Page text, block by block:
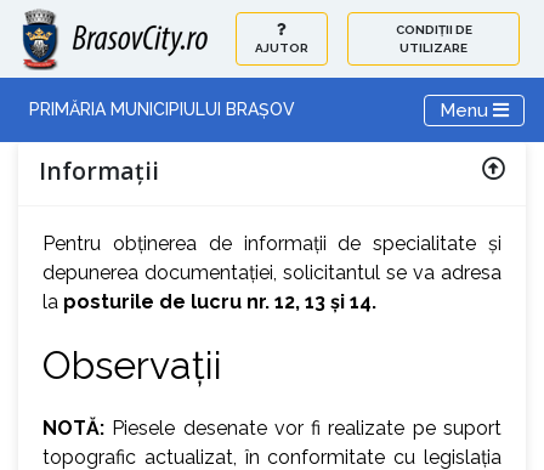
AJUTOR
CONDIȚII DE
UTILIZARE
PRIMĂRIA MUNICIPIULUI BRAȘOV Toggle
Menu
Informații
Pentru obținerea de informații de specialitate și
depunerea documentației, solicitantul se va adresa
la posturile de lucru nr. 12, 13 și 14.
Observații
NOTĂ: Piesele desenate vor fi realizate pe suport
topografic actualizat, în conformitate cu legislația